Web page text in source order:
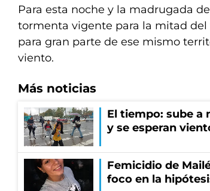
Para esta noche y la madrugada
tormenta vigente para la mitad
para gran parte de ese mismo
viento.
Más noticias
El tiempo: sube a
y se esperan
Femicidio de
foco en la